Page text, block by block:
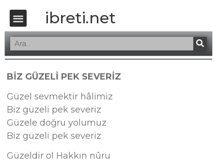
ibreti.net
BİZ GÜZELİ PEK SEVERİZ
Güzel sevmektir hâlimiz
Biz güzeli pek severiz
Güzele doğru yolumuz
Biz güzeli pek severiz
Güzeldir ol Hakkın nûru